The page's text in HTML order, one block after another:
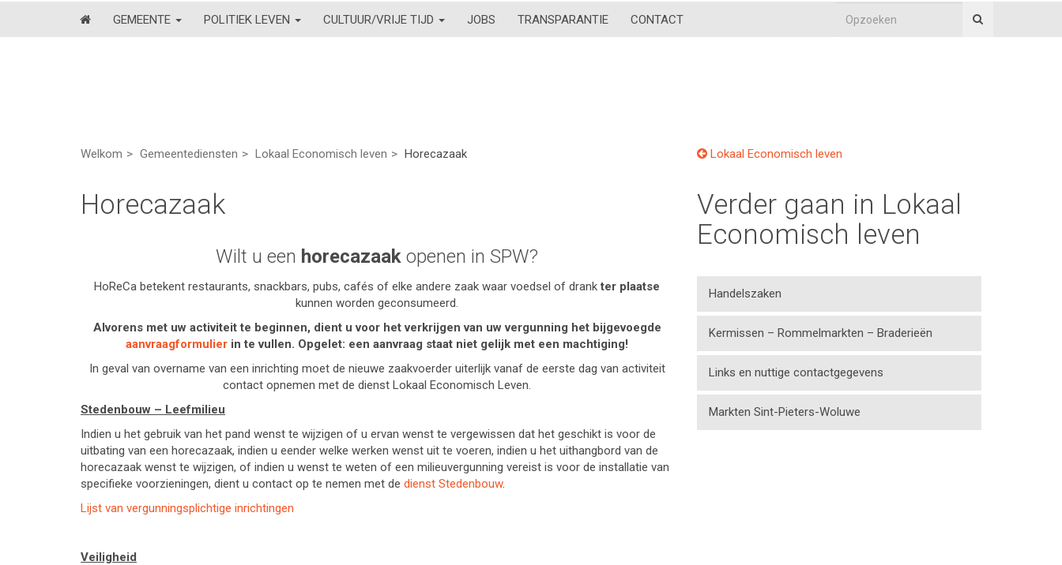
GEMEENTE POLITIEK LEVEN CULTUUR/VRIJE TIJD JOBS TRANSPARANTIE CONTACT
Welkom Gemeentediensten Lokaal Economisch leven Horecazaak Lokaal Economisch leven
Horecazaak
Wilt u een horecazaak openen in SPW?
HoReCa betekent restaurants, snackbars, pubs, cafés of elke andere zaak waar voedsel of drankter plaatse
kunnen worden geconsumeerd.
Alvorens met uw activiteit te beginnen, dient u voor het verkrijgen van uw vergunning het bijgevoegde
aanvraagformulier in te vullen. Opgelet: een aanvraag staat niet gelijk met een machtiging!
In geval van overname van een inrichting moet de nieuwe zaakvoerder uiterlijk vanaf de eerste dag van activiteit
contact opnemen met de dienst Lokaal Economisch Leven.
Stedenbouw – Leefmilieu
Indien u het gebruik van het pand wenst te wijzigen of u ervan wenst te vergewissen dat het geschikt is voor de
uitbating van een horecazaak, indien u eender welke werken wenst uit te voeren, indien u het uithangbord van de
horecazaak wenst te wijzigen, of indien u wenst te weten of een milieuvergunning vereist is voor de installatie van
specifieke voorzieningen, dient u contact op te nemen met de dienst Stedenbouw.
Lijst van vergunningsplichtige inrichtingen
Veiligheid
Verder gaan in Lokaal
Economisch leven
Handelszaken
Kermissen – Rommelmarkten – Braderieën
Links en nuttige contactgegevens
Markten Sint-Pieters-Woluwe